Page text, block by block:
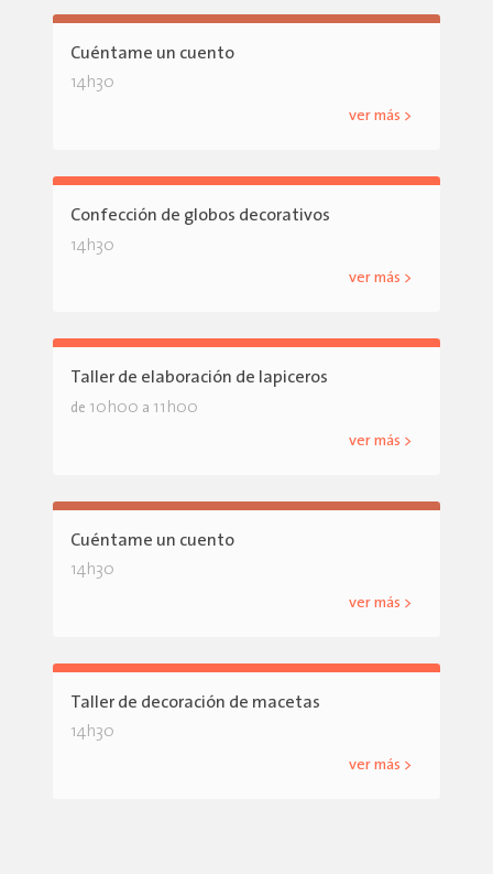
Cuéntame un cuento
14h30
ver más >
Confección de globos decorativos
14h30
ver más >
Taller de elaboración de lapiceros
de 10h00 a 11h00
ver más >
Cuéntame un cuento
14h30
ver más >
Taller de decoración de macetas
14h30
ver más >